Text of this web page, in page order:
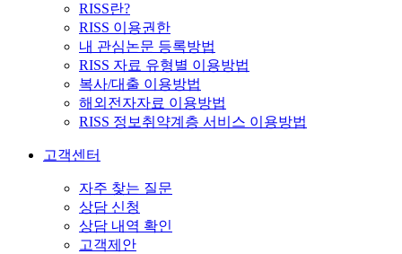
RISS란?
RISS 이용권한
내 관심논문 등록방법
RISS 자료 유형별 이용방법
복사/대출 이용방법
해외전자자료 이용방법
RISS 정보취약계층 서비스 이용방법
고객센터
자주 찾는 질문
상담 신청
상담 내역 확인
고객제안